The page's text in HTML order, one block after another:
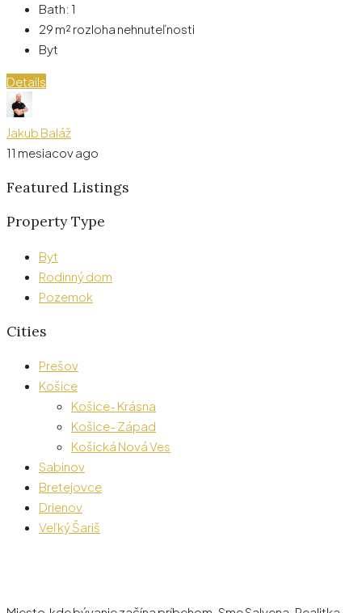
Bath: 1
29 m² rozloha nehnuteľnosti
Byt
Details
Jakub Baláž
11 mesiacov ago
Featured Listings
Property Type
Byt
Rodinný dom
Pozemok
Cities
Prešov
Košice
Košice- Krásna
Košice- Západ
Košická Nová Ves
Sabinov
Bretejovce
Drienov
Veľký Šariš